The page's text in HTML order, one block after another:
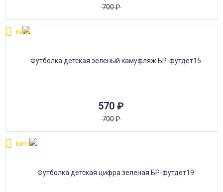
700₽
570 ₽
700₽
ХИТ!
ХИТ!